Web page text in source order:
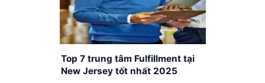
Top 7 trung tâm Fulfillment tại
New Jersey tốt nhất 2025